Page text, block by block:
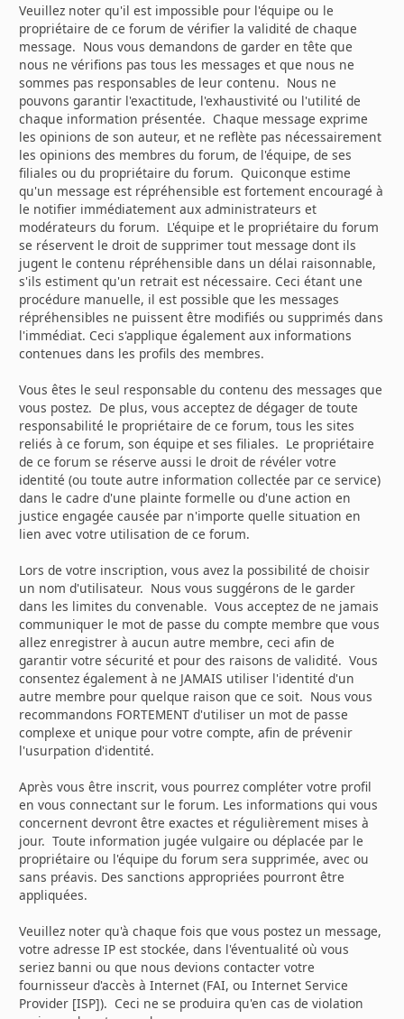
Veuillez noter qu'il est impossible pour l'équipe ou le
propriétaire de ce forum de vérifier la validité de chaque
message. Nous vous demandons de garder en tête que
nous ne vérifions pas tous les messages et que nous ne
sommes pas responsables de leur contenu. Nous ne
pouvons garantir l'exactitude, l'exhaustivité ou l'utilité de
chaque information présentée. Chaque message exprime
les opinions de son auteur, et ne reflète pas nécessairement
les opinions des membres du forum, de l'équipe, de ses
filiales ou du propriétaire du forum. Quiconque estime
qu'un message est répréhensible est fortement encouragé à
le notifier immédiatement aux administrateurs et
modérateurs du forum. L'équipe et le propriétaire du forum
se réservent le droit de supprimer tout message dont ils
jugent le contenu répréhensible dans un délai raisonnable,
s'ils estiment qu'un retrait est nécessaire. Ceci étant une
procédure manuelle, il est possible que les messages
répréhensibles ne puissent être modifiés ou supprimés dans
l'immédiat. Ceci s'applique également aux informations
contenues dans les profils des membres.
Vous êtes le seul responsable du contenu des messages que
vous postez. De plus, vous acceptez de dégager de toute
responsabilité le propriétaire de ce forum, tous les sites
reliés à ce forum, son équipe et ses filiales. Le propriétaire
de ce forum se réserve aussi le droit de révéler votre
identité (ou toute autre information collectée par ce service)
dans le cadre d'une plainte formelle ou d'une action en
justice engagée causée par n'importe quelle situation en
lien avec votre utilisation de ce forum.
Lors de votre inscription, vous avez la possibilité de choisir
un nom d'utilisateur. Nous vous suggérons de le garder
dans les limites du convenable. Vous acceptez de ne jamais
communiquer le mot de passe du compte membre que vous
allez enregistrer à aucun autre membre, ceci afin de
garantir votre sécurité et pour des raisons de validité. Vous
consentez également à ne JAMAIS utiliser l'identité d'un
autre membre pour quelque raison que ce soit. Nous vous
recommandons FORTEMENT d'utiliser un mot de passe
complexe et unique pour votre compte, afin de prévenir
l'usurpation d'identité.
Après vous être inscrit, vous pourrez compléter votre profil
en vous connectant sur le forum. Les informations qui vous
concernent devront être exactes et régulièrement mises à
jour. Toute information jugée vulgaire ou déplacée par le
propriétaire ou l'équipe du forum sera supprimée, avec ou
sans préavis. Des sanctions appropriées pourront être
appliquées.
Veuillez noter qu'à chaque fois que vous postez un message,
votre adresse IP est stockée, dans l'éventualité où vous
seriez banni ou que nous devions contacter votre
fournisseur d'accès à Internet (FAI, ou Internet Service
Provider [ISP]). Ceci ne se produira qu'en cas de violation